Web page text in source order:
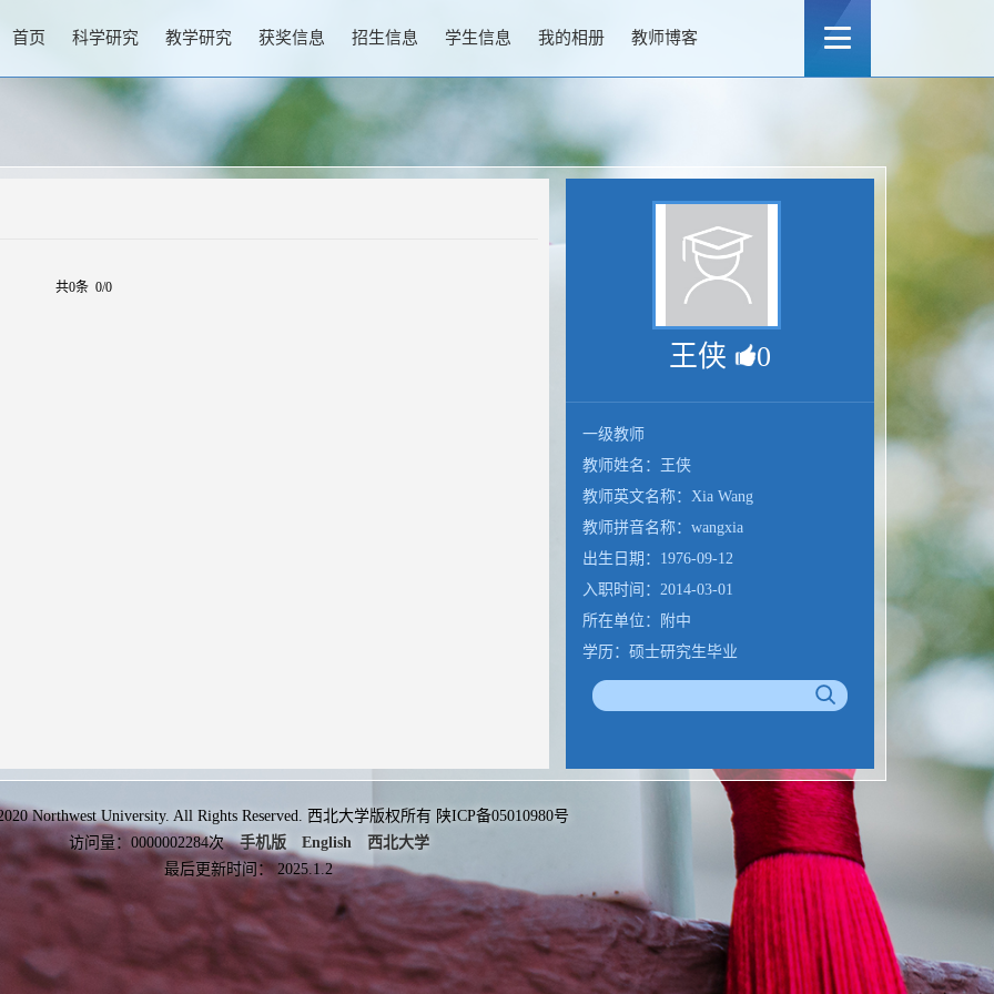
首页 科学研究 教学研究 获奖信息 招生信息 学生信息 我的相册 教师博客
共0条 0/0
王侠 0
一级教师
教师姓名：王侠
教师英文名称：Xia Wang
教师拼音名称：wangxia
出生日期：1976-09-12
入职时间：2014-03-01
所在单位：附中
学历：硕士研究生毕业
性别：女
学位：硕士
Northwest University. All Rights Reserved. 西北大学版权所有 陕ICP备05010980号
访问量： 0000002284次 手机版 English
西北大学
最后更新时间： 2025.1.2